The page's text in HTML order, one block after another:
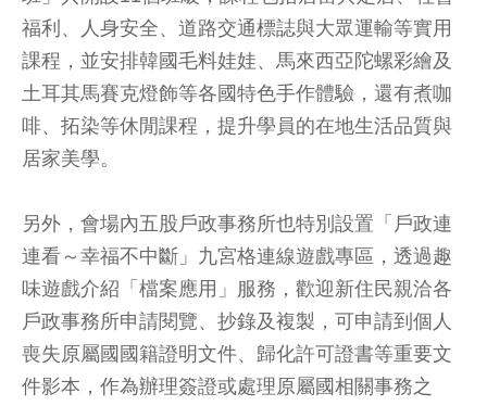
福利、人身安全、道路交通標誌與大眾運輸等實用
課程，並安排韓國毛料娃娃、馬來西亞陀螺彩繪及
土耳其馬賽克燈飾等各國特色手作體驗，還有煮咖
啡、拓染等休閒課程，提升學員的在地生活品質與
居家美學。
另外，會場內五股戶政事務所也特別設置「戶政連
連看～幸福不中斷」九宮格連線遊戲專區，透過趣
味遊戲介紹「檔案應用」服務，歡迎新住民親洽各
戶政事務所申請閱覽、抄錄及複製，可申請到個人
喪失原屬國國籍證明文件、歸化許可證書等重要文
件影本，作為辦理簽證或處理原屬國相關事務之